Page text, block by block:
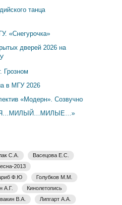
танца
«Снегурочка»
дверей 2026 на
Грозном
в МГУ 2026
«Модерн». Созвучно
С.А.
Васецова Е.С.
2013
Ф.Ю
Голубков М.М.
А.Г.
Кинолетопись
В.А.
Липгарт А.А.